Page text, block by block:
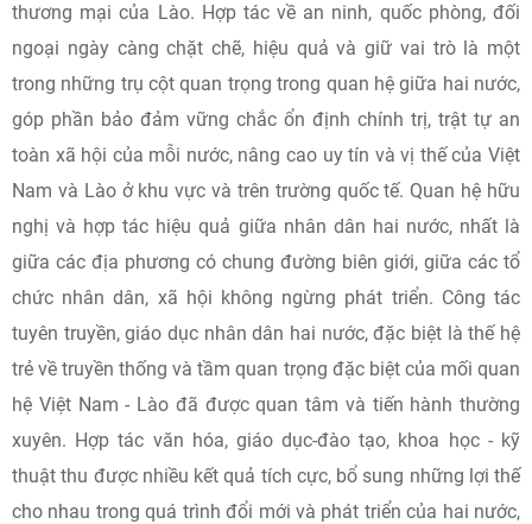
thương mại của Lào. Hợp tác về an ninh, quốc phòng, đối
ngoại ngày càng chặt chẽ, hiệu quả và giữ vai trò là một
trong những trụ cột quan trọng trong quan hệ giữa hai nước,
góp phần bảo đảm vững chắc ổn định chính trị, trật tự an
toàn xã hội của mỗi nước, nâng cao uy tín và vị thế của Việt
Nam và Lào ở khu vực và trên trường quốc tế. Quan hệ hữu
nghị và hợp tác hiệu quả giữa nhân dân hai nước, nhất là
giữa các địa phương có chung đường biên giới, giữa các tổ
chức nhân dân, xã hội không ngừng phát triển. Công tác
tuyên truyền, giáo dục nhân dân hai nước, đặc biệt là thế hệ
trẻ về truyền thống và tầm quan trọng đặc biệt của mối quan
hệ Việt Nam - Lào đã được quan tâm và tiến hành thường
xuyên. Hợp tác văn hóa, giáo dục-đào tạo, khoa học - kỹ
thuật thu được nhiều kết quả tích cực, bổ sung những lợi thế
cho nhau trong quá trình đổi mới và phát triển của hai nước,